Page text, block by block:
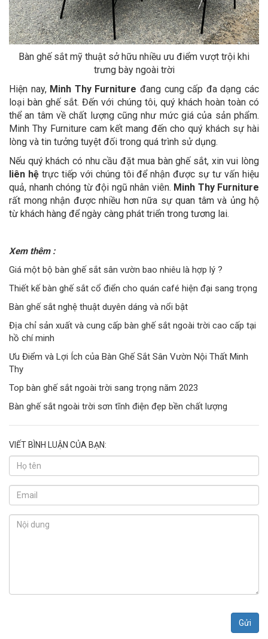
Bàn ghế sắt mỹ thuật sở hữu nhiều ưu điểm vượt trội khi
trưng bày ngoài trời
Hiện nay, Minh Thy Furniture đang cung cấp đa dạng các
loại bàn ghế sắt. Đến với chúng tôi, quý khách hoàn toàn có
thể an tâm về chất lượng cũng như mức giá của sản phẩm.
Minh Thy Furniture cam kết mang đến cho quý khách sự hài
lòng và tin tưởng tuyệt đối trong quá trình sử dụng.
Nếu quý khách có nhu cầu đặt mua bàn ghế sắt, xin vui lòng
liên hệtrực tiếp với chúng tôi để nhận được sự tư vấn hiệu
quả, nhanh chóng từ đội ngũ nhân viên. Minh Thy Furniture
rất mong nhận được nhiều hơn nữa sự quan tâm và ủng hộ
từ khách hàng để ngày càng phát triển trong tương lai.
Xem thêm :
Giá một bộ bàn ghế sắt sân vườn bao nhiêu là hợp lý ?
Thiết kế bàn ghế sắt cổ điển cho quán café hiện đại sang trọng
Bàn ghế sắt nghệ thuật duyên dáng và nổi bật
Địa chỉ sản xuất và cung cấp bàn ghế sắt ngoài trời cao cấp tại
hồ chí minh
Ưu Điểm và Lợi Ích của Bàn Ghế Sắt Sân Vườn Nội Thất Minh
Thy
Top bàn ghế sắt ngoài trời sang trọng năm 2023
Bàn ghế sắt ngoài trời sơn tĩnh điện đẹp bền chất lượng
VIẾT BÌNH LUẬN CỦA BẠN:
Gửi